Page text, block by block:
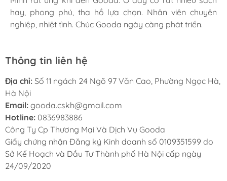
hay, phong phú, tha hồ lựa chọn. Nhân viên chuyên
nghiệp, nhiệt tình. Chúc Gooda ngày càng phát triển.
hay, phong phú, tha hồ lựa chọn. Nhân viên chuyên
nghiệp, nhiệt tình. Chúc Gooda ngày càng phát triển.
hay, phong phú, tha hồ lựa chọn. Nhân viên chuyên
nghiệp, nhiệt tình. Chúc Gooda ngày càng phát triển.
Thông tin liên hệ
Địa chỉ: Số 11 ngách 24 Ngõ 97 Văn Cao, Phường Ngọc Hà,
Hà Nội
Email: gooda.cskh@gmail.com
Hotline: 0836983886
Công Ty Cp Thương Mại Và Dịch Vụ Gooda
Giấy chứng nhận Đăng ký Kinh doanh số 0109351599 do
Sở Kế Hoạch và Đầu Tư Thành phố Hà Nội cấp ngày
24/09/2020